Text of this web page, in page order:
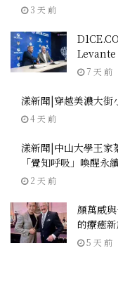
3 天 前
Levante
7 天 前
漾新聞|穿越美濃大街
4 天 前
漾新聞|中山大學王
「覺知呼吸」喚醒永
2 天 前
顏萬威
的療癒
5 天 前